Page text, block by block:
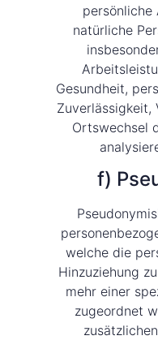
persönliche
natürliche
Gesundheit,
Zuverlässigkeit,
Ortswechsel
f)
welche die
Hinzuziehung
mehr einer
zugeordnet